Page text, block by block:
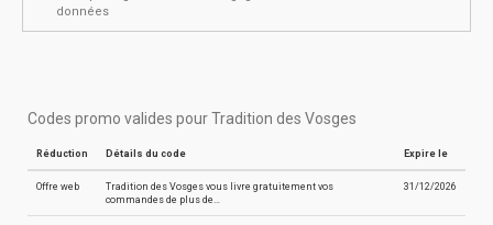
données
Codes promo valides pour Tradition des Vosges
Réduction Détails du code Expire le
Offre web
Tradition des Vosges vous livre gratuitement vos
commandes de plus de…
31/12/2026